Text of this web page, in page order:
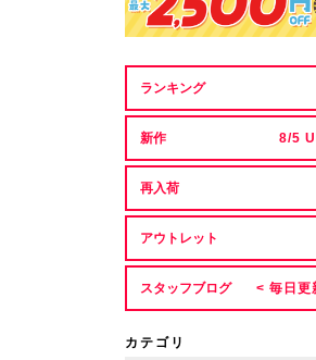
ランキング
新作
再入荷
アウトレット
スタッフブログ
カテゴリ